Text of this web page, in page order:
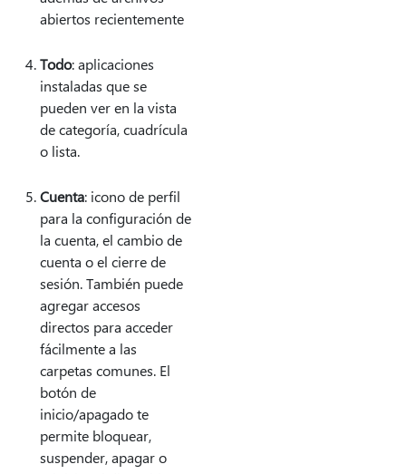
abiertos recientemente
Todo: aplicaciones
instaladas que se
pueden ver en la vista
de categoría, cuadrícula
o lista.
Cuenta: icono de perfil
para la configuración de
la cuenta, el cambio de
cuenta o el cierre de
sesión. También puede
agregar accesos
directos para acceder
fácilmente a las
carpetas comunes. El
botón de
inicio/apagado te
permite bloquear,
suspender, apagar o